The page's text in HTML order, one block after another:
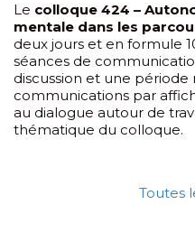
Le colloque 424 –
mentale dans les
deux jours et en formule
séances de
discussion et une période
communications par
au dialogue autour de
thématique du colloque.
Toutes